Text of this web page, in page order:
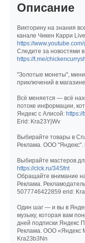
Описание
Викторину на знания
канале Чикен Карри Live
https://
Следите за новостями
https://t.me/
"Золотые монеты",
приключений в
Всё меняется — всё
потоке информации,
Яндекс с Алисой:
Erid: Kra23YjWv
Выбирайте товары в
Реклама. ООО "Яндекс".
Выбирайте мастеров
https://clck.ru/34Sfnt
Обращайте внимание
Реклама.
5077746422859 erid:
Один шаг — и вы в
музыку, которая вам
дней подписки Яндекс
Реклама. ООО «Яндекс
Kra23b3Nn